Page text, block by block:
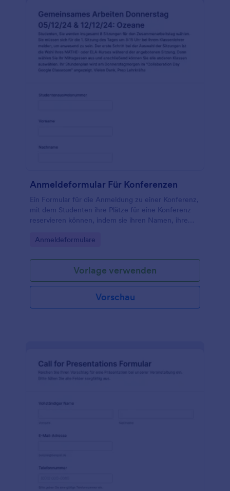
Anmeldeformular Für Konferenzen
Ein Formular für die Anmeldung zu einer Konferenz,
mit dem Studenten ihre Plätze für eine Konferenz
reservieren können, indem sie ihren Namen, ihre
Go to Category:
Anmeldeformulare
Vorlage verwenden
Vorschau